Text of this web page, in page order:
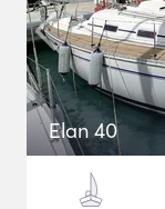
Elan 40